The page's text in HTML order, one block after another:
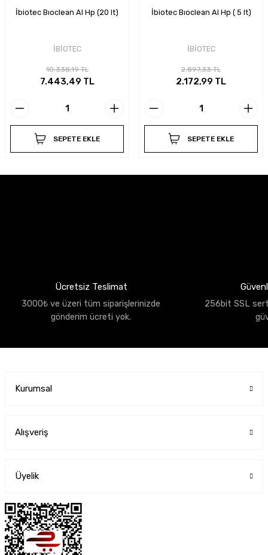
İbiotec Bıoclean Al Hp (20 lt)
İBİOTEC
10.338,19 TL
7.443,49 TL
SEPETE EKLE
İbiotec Bıoclean Al Hp ( 5 lt)
İBİOTEC
2.897,33 TL
2.172,99 TL
SEPETE EKLE
Ücretsiz Teslimat
3000₺ ve üzeri tüm siparişlerinizde
gönderim ücreti yok.
256bit SSL
Kurumsal
Alışveriş
Üyelik